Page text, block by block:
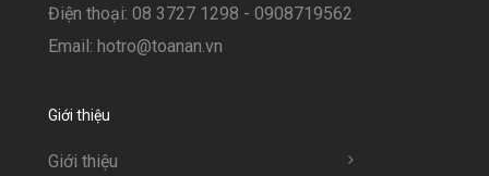
Điện thoại: 08 3727 1298 - 0908719562
Email: hotro@toanan.vn
Giới thiệu
Giới thiệu